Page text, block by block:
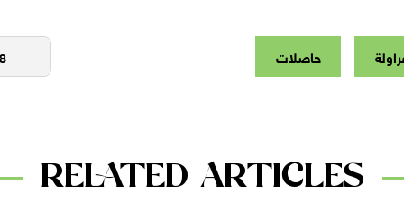
حاصلات
RELATED ARTICLES